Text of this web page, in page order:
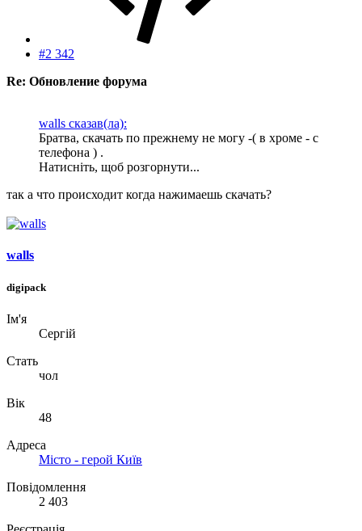
#2 342
Re: Обновление форума
walls сказав(ла):
Братва, скачать по прежнему не могу -( в хроме - с
телефона ) .
Натисніть, щоб розгорнути...
так а что происходит когда нажимаешь скачать?
walls
digipack
Ім'я
Сергій
Стать
чол
Вік
48
Адреса
Місто - герой Київ
Повідомлення
2 403